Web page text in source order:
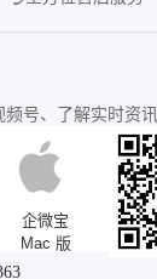
号、了解实时资讯
企微宝
Mac 版